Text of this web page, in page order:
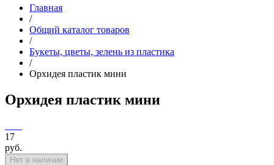
Главная
/
Общий каталог товаров
/
Букеты, цветы, зелень из пластика
/
Орхидея пластик мини
Орхидея пластик мини
17
руб.
Нет в наличии